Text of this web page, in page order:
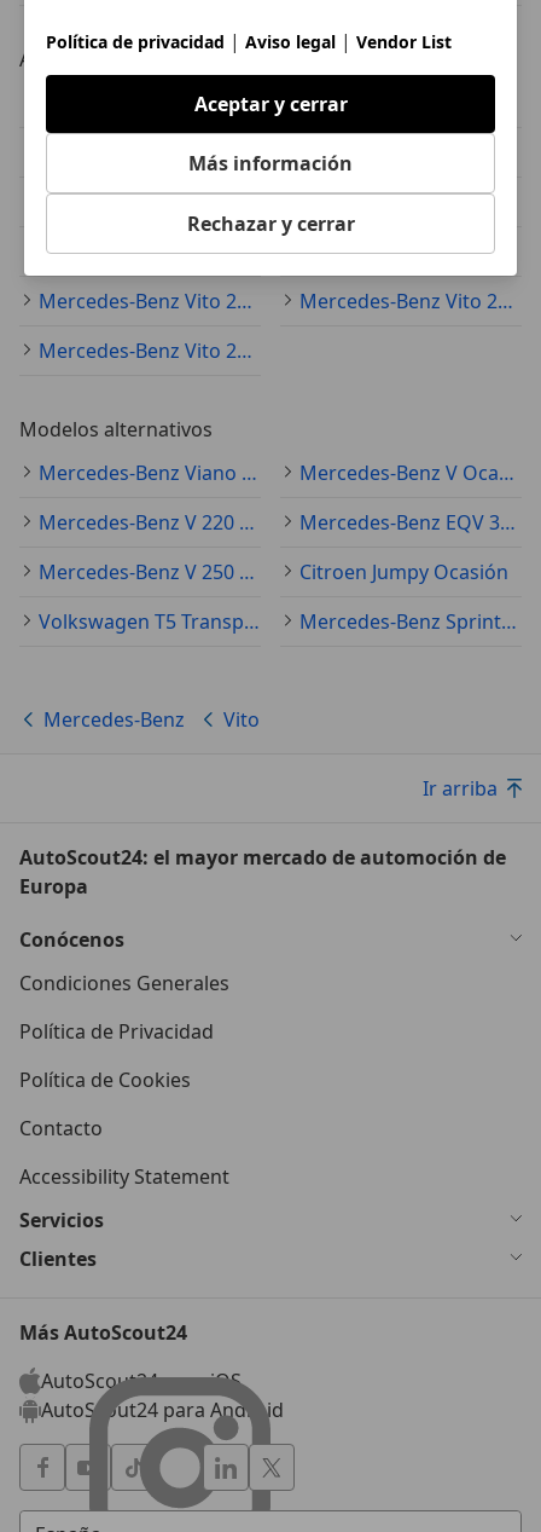
Año
Mercedes-Benz Vito 2019
Mercedes-Benz Vito 2008
Mercedes-Benz Vito 2016
Mercedes-Benz Vito 2020
Mercedes-Benz Vito 2017
Mercedes-Benz Vito 2003
Mercedes-Benz Vito 2010
Modelos alternativos
Mercedes-Benz Viano Ocasión
Mercedes-Benz V Ocasión
Mercedes-Benz V 220 Ocasión
Mercedes-Benz EQV 300 Ocasión
Mercedes-Benz V 250 Ocasión
Citroen Jumpy Ocasión
Volkswagen T5 Transporter Ocasión
Mercedes-Benz Sprinter Ocasión
Mercedes-Benz Vito
Ir arriba
AutoScout24: el mayor mercado de automoción de
Europa
Conócenos
Condiciones Generales
Política de Privacidad
Política de Cookies
Contacto
Accessibility Statement
Servicios
Clientes
Más AutoScout24
AutoScout24 para iOS
AutoScout24 para Android
Política de privacidad | Aviso legal | Vendor List
Aceptar y cerrar
Más información
Rechazar y cerrar